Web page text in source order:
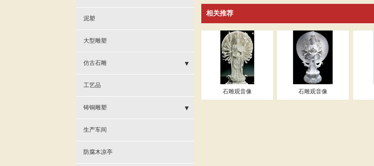
相关推荐
石雕观音像 石雕观音像
- 不锈钢党建雕塑
泥塑
大型雕塑
仿古石雕
- 仿古石雕
工艺品
铸铜雕塑
- 铜雕人物雕塑
- 铜雕动物雕塑
生产车间
防腐木凉亭